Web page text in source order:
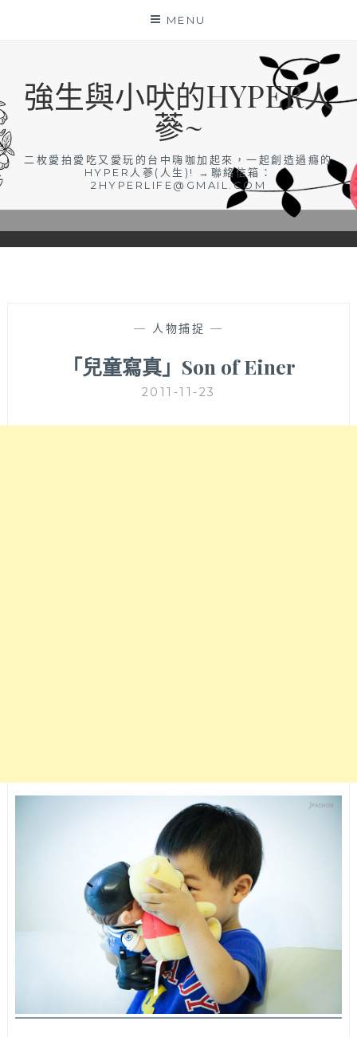
MENU
強生與小吠的HYPER人
蔘~
二枚愛拍愛吃又愛玩的台中嗨咖加起來，一起創造過癮的
HYPER人蔘(人生)! →聯絡信箱：
2HYPERLIFE@GMAIL.COM
— 人物捕捉 —
「兒童寫真」Son of Einer
2011-11-23